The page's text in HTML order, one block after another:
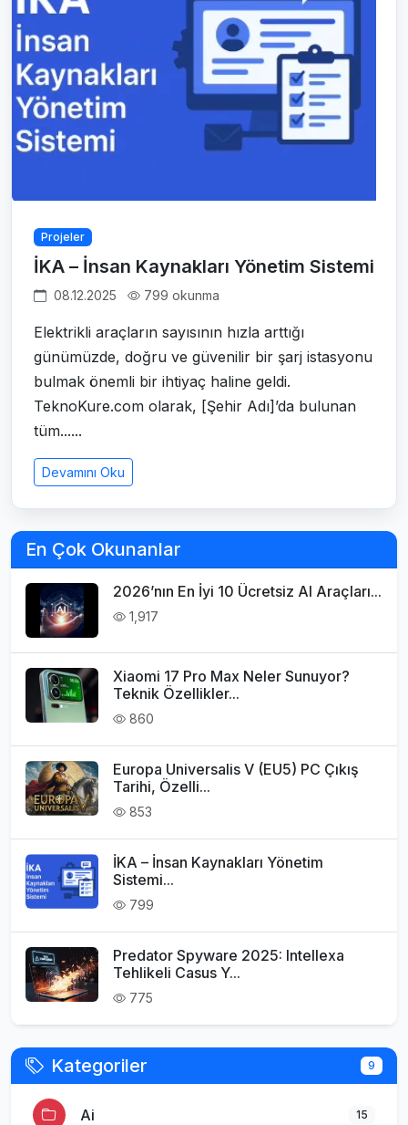
Projeler
İKA – İnsan Kaynakları Yönetim Sistemi
08.12.2025 799 okunma
Elektrikli araçların sayısının hızla arttığı
günümüzde, doğru ve güvenilir bir şarj istasyonu
bulmak önemli bir ihtiyaç haline geldi.
TeknoKure.com olarak, [Şehir Adı]’da bulunan
tüm......
Devamını Oku
En Çok Okunanlar
2026’nın En İyi 10 Ücretsiz AI Araçları...
1,917
Xiaomi 17 Pro Max Neler Sunuyor?
Teknik Özellikler...
860
Europa Universalis V (EU5) PC Çıkış
Tarihi, Özelli...
853
İKA – İnsan Kaynakları Yönetim
Sistemi...
799
Predator Spyware 2025: Intellexa
Tehlikeli Casus Y...
775
Kategoriler 9
Ai 15